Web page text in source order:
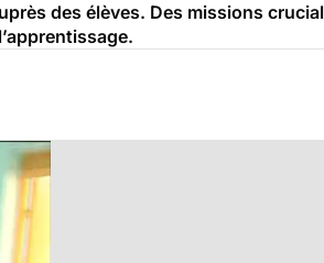
des élèves. Des missions